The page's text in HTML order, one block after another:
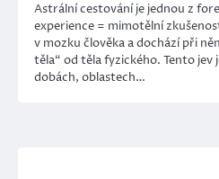
Astrální cestování je jednou z
experience = mimotělní
v mozku člověka a dochází při
těla“ od těla fyzického. Tento jev
dobách, oblastech…